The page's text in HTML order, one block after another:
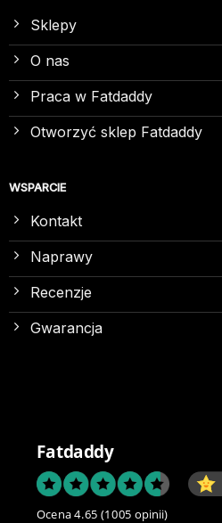
Sklepy
O nas
Praca w Fatdaddy
Otworzyć sklep Fatdaddy
WSPARCIE
Kontakt
Naprawy
Recenzje
Gwarancja
Fatdaddy
Ocena 4.65 (1005 opinii)